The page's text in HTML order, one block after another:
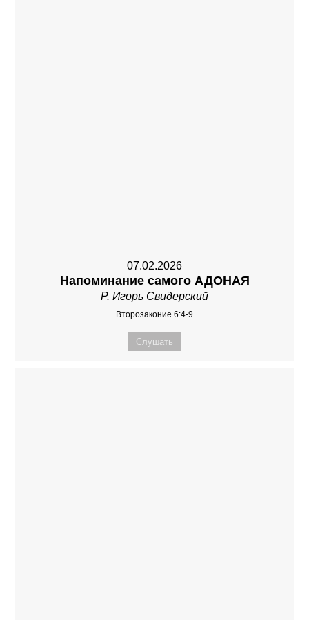
07.02.2026
Напоминание самого АДОНАЯ
Р. Игорь Свидерский
Второзаконие 6:4-9
Слушать